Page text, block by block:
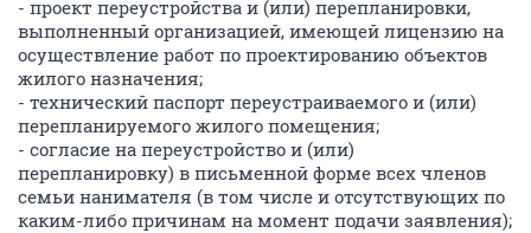
- проект переустройства и (или) перепланировки,
выполненный организацией, имеющей лицензию на
осуществление работ по проектированию объектов
жилого назначения;
- технический паспорт переустраиваемого и (или)
перепланируемого жилого помещения;
- согласие на переустройство и (или)
перепланировку) в письменной форме всех членов
семьи нанимателя (в том числе и отсутствующих по
каким-либо причинам на момент подачи заявления);